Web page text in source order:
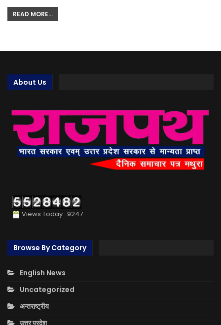
READ MORE...
About Us
Views Today : 9247
Browse By Category
English News
Uncategorized
अन्तराष्ट्रीय